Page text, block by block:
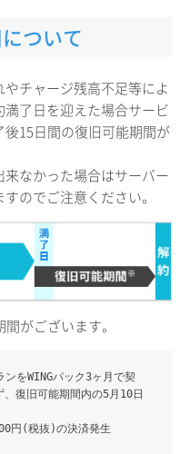
ついて
チャージ残高不足等によ
了日を迎えた場合サービ
15日間の復旧可能期間が
なかった場合はサーバー
のでご注意ください。
がございます。
をWINGパック3ヶ月で契
復旧可能期間内の5月10日
円(税抜)の決済発生